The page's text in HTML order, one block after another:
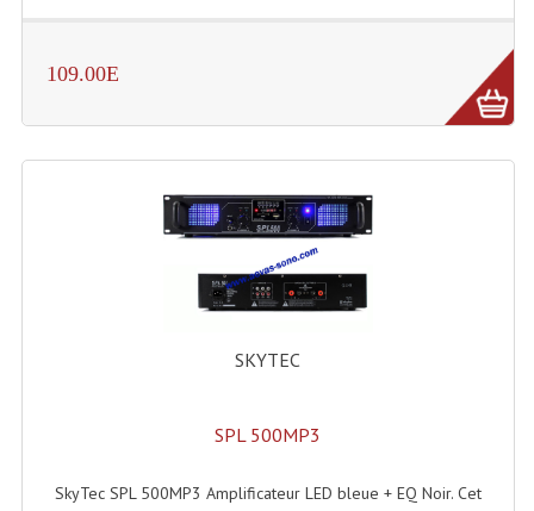
Enceinte Nomade Bluetooth
Enceintes (Ecoutes De Studio)
Enceintes Monitoring
109.00E
SKYTEC
SPL 500MP3
SkyTec SPL 500MP3 Amplificateur LED bleue + EQ Noir. Cet